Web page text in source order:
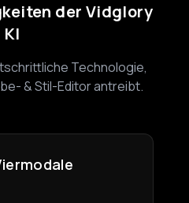
der Vidglory
KI
Technologie,
& Stil-Editor antreibt.